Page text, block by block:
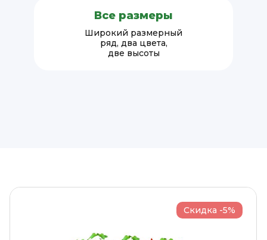
Все размеры
Широкий размерный
ряд, два цвета,
две высоты
Скидка -5%